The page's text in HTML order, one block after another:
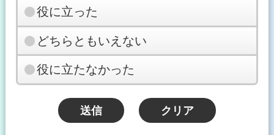
役に立った
どちらともいえない
役に立たなかった